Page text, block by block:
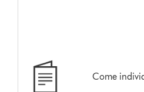
Come